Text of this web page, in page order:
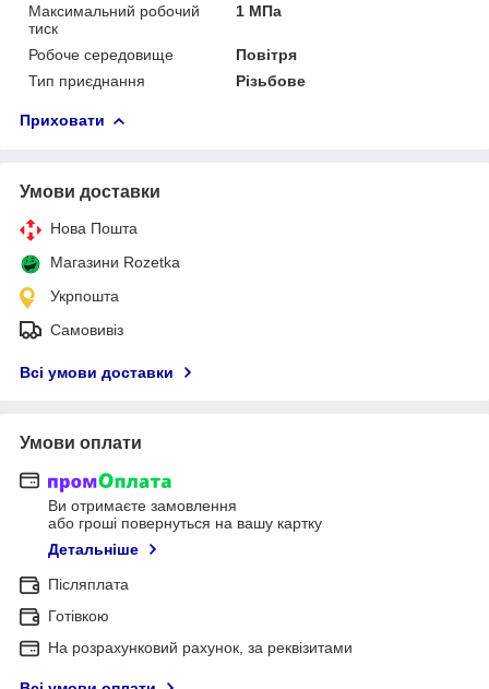
Максимальний робочий
тиск
1 МПа
Робоче середовище
Повітря
Тип приєднання
Різьбове
Приховати
Умови доставки
Нова Пошта
Магазини Rozetka
Укрпошта
Самовивіз
Всі умови доставки
Умови оплати
Ви отримаєте замовлення
або гроші повернуться на вашу картку
Детальніше
Післяплата
Готівкою
На розрахунковий рахунок, за реквізитами